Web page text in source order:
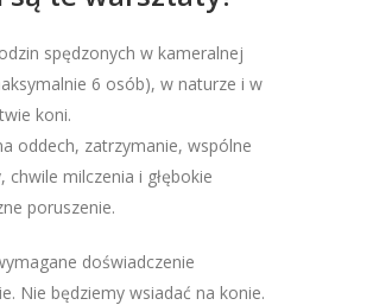
spędzonych w kameralnej
6 osób), w naturze i w
koni.
oddech, zatrzymanie, wspólne
chwile milczenia i głębokie
poruszenie.
doświadczenie
Nie będziemy wsiadać na konie.